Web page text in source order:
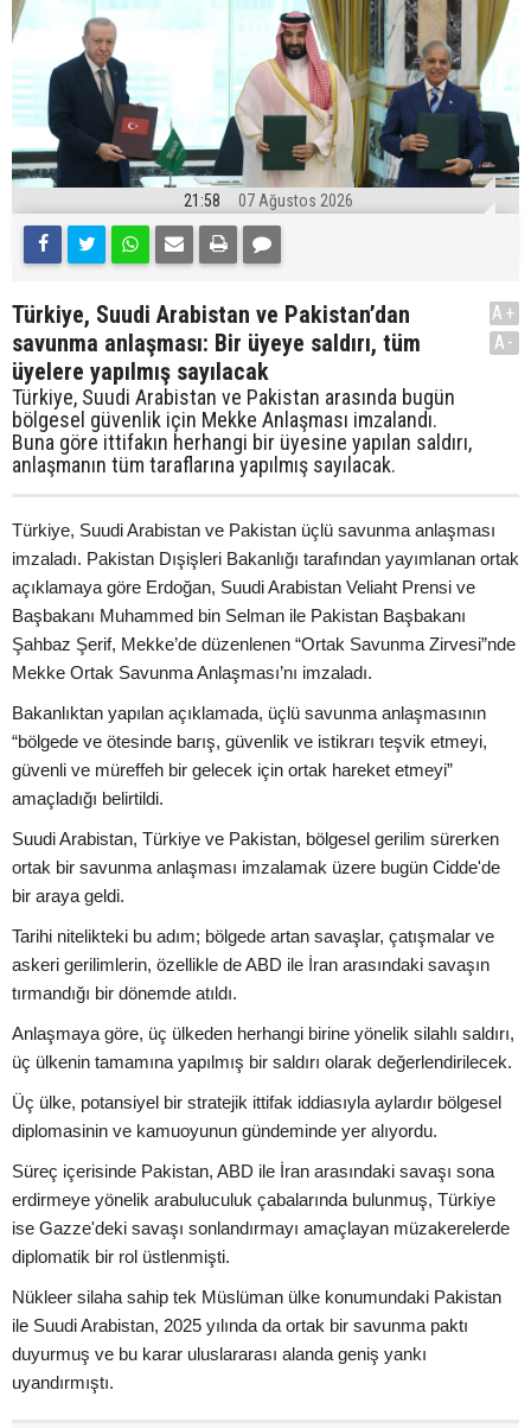
21:58 07 Ağustos 2026
Türkiye, Suudi Arabistan ve Pakistan’dan
savunma anlaşması: Bir üyeye saldırı, tüm
üyelere yapılmış sayılacak
Türkiye, Suudi Arabistan ve Pakistan arasında bugün
bölgesel güvenlik için Mekke Anlaşması imzalandı.
Buna göre ittifakın herhangi bir üyesine yapılan saldırı,
anlaşmanın tüm taraflarına yapılmış sayılacak.
A+
A-
Türkiye, Suudi Arabistan ve Pakistan üçlü savunma anlaşması
imzaladı. Pakistan Dışişleri Bakanlığı tarafından yayımlanan ortak
açıklamaya göre Erdoğan, Suudi Arabistan Veliaht Prensi ve
Başbakanı Muhammed bin Selman ile Pakistan Başbakanı
Şahbaz Şerif, Mekke’de düzenlenen “Ortak Savunma Zirvesi”nde
Mekke Ortak Savunma Anlaşması’nı imzaladı.
Bakanlıktan yapılan açıklamada, üçlü savunma anlaşmasının
“bölgede ve ötesinde barış, güvenlik ve istikrarı teşvik etmeyi,
güvenli ve müreffeh bir gelecek için ortak hareket etmeyi”
amaçladığı belirtildi.
Suudi Arabistan, Türkiye ve Pakistan, bölgesel gerilim sürerken
ortak bir savunma anlaşması imzalamak üzere bugün Cidde'de
bir araya geldi.
Tarihi nitelikteki bu adım; bölgede artan savaşlar, çatışmalar ve
askeri gerilimlerin, özellikle de ABD ile İran arasındaki savaşın
tırmandığı bir dönemde atıldı.
Anlaşmaya göre, üç ülkeden herhangi birine yönelik silahlı saldırı,
üç ülkenin tamamına yapılmış bir saldırı olarak değerlendirilecek.
Üç ülke, potansiyel bir stratejik ittifak iddiasıyla aylardır bölgesel
diplomasinin ve kamuoyunun gündeminde yer alıyordu.
Süreç içerisinde Pakistan, ABD ile İran arasındaki savaşı sona
erdirmeye yönelik arabuluculuk çabalarında bulunmuş, Türkiye
ise Gazze'deki savaşı sonlandırmayı amaçlayan müzakerelerde
diplomatik bir rol üstlenmişti.
Nükleer silaha sahip tek Müslüman ülke konumundaki Pakistan
ile Suudi Arabistan, 2025 yılında da ortak bir savunma paktı
duyurmuş ve bu karar uluslararası alanda geniş yankı
uyandırmıştı.